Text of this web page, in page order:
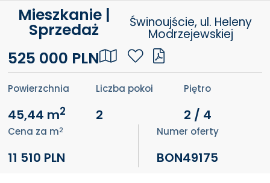
Mieszkanie |
Sprzedaż Świnoujście, ul. Heleny
Modrzejewskiej
525 000 PLN
Powierzchnia
45,44 m2
Liczba pokoi
2
Piętro
2 / 4
Cena za m2
11 510 PLN
Numer oferty
BON49175